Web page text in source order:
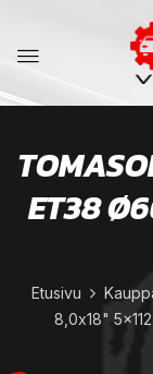
ET38
Etusivu
8,0x18"